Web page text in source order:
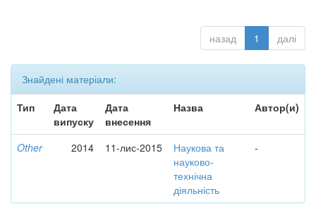
назад 1 далі
Знайдені матеріали:
Тип
Дата
випуску
Дата
внесення
Назва Автор(и)
Other 2014 11-лис-2015
Наукова та
науково-
технічна
діяльність
-